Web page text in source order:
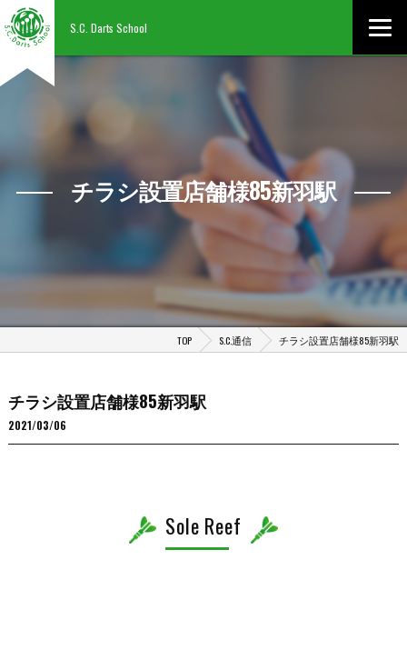
S.C. Darts School
チラシ設置店舗様85新羽駅
TOP S.C.通信 チラシ設置店舗様85新羽駅
チラシ設置店舗様85新羽駅
2021/03/06
Sole Reef